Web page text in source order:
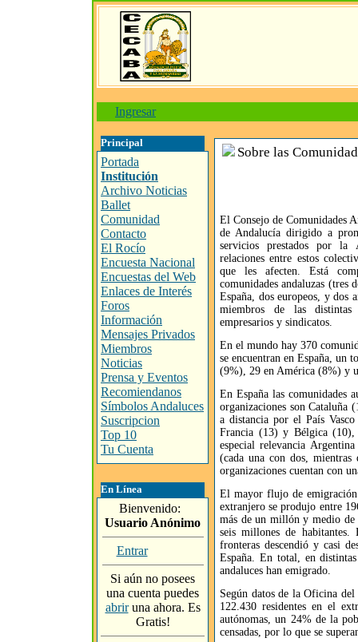
Ingresar
Principal
Portada
Institución
Archivo Noticias
Ballet
Comunidad
Contacto
El Rocío
Encuesta Nacional
Encuestas del Web
Enlaces de Interés
Foros
Información
Mensajes Privados
Miembros
Noticias
Prensa y Eventos
Recomiendanos
Símbolos Andaluces
Suscripcion
Top 10
Tu Cuenta
En Línea
Bienvenido:
Usuario Anónimo
Entrar
Si aún no posees
una cuenta puedes
abriruna ahora. Es
Gratis!
Sobre las
El Consejo de Comunidades
de Andalucía dirigido a
servicios prestados por la
relaciones entre estos
que les afecten. Está
comunidades andaluzas (tres
España, dos europeos, y dos
miembros de las
empresarios y sindicatos.
En el mundo hay 370
se encuentran en España, un
(9%), 29 en América (8%) y
En España las comunidades
organizaciones son Cataluña
a distancia por el País
Francia (13) y Bélgica
especial relevancia
(cada una con dos, mientras
organizaciones cuentan con
El mayor flujo de
extranjero se produjo entre
más de un millón y medio de
seis millones de
fronteras descendió y casi
España. En total, en
andaluces han emigrado.
Según datos de la Oficina
122.430 residentes en el
autónomas, un 24% de la
censadas, por lo que se